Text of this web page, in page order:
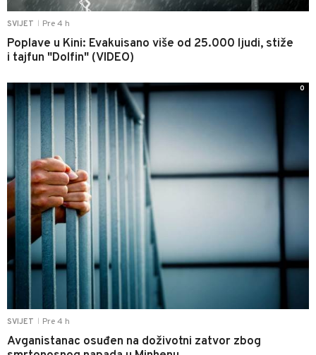
SVIJET Pre 4 h
Poplave u Kini: Evakuisano više od 25.000 ljudi, stiže
i tajfun "Dolfin" (VIDEO)
SVIJET Pre 4 h
Avganistanac osuđen na doživotni zatvor zbog
0